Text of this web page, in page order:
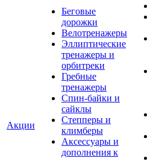
Акции
Беговые
дорожки
Велотренажеры
Эллиптические
тренажеры и
орбитреки
Гребные
тренажеры
Спин-байки и
сайклы
Степперы и
климберы
Аксессуары и
дополнения к